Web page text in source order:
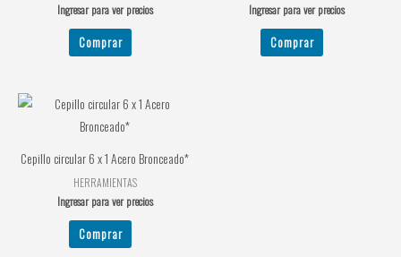
Ingresar para ver precios
Comprar
Ingresar para ver precios
Comprar
Cepillo circular 6 x 1 Acero Bronceado*
HERRAMIENTAS
Ingresar para ver precios
Comprar